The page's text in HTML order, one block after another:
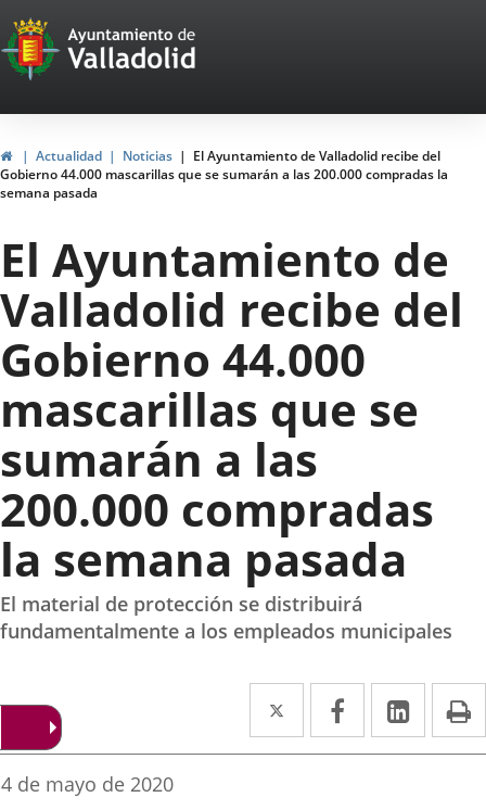
Portal
Web
del
Ayuntamiento
de
Valladolid
HomeActualidad Noticias
El Ayuntamiento de Valladolid recibe del
Gobierno 44.000 mascarillas que se sumarán a las 200.000 compradas la
semana pasada
El Ayuntamiento de
Valladolid recibe del
Gobierno 44.000
mascarillas que se
sumarán a las
200.000 compradas
la semana pasada
El material de protección se distribuirá
fundamentalmente a los empleados municipales
Twitter
Enlace
a
Facebook
Enlace
a
Enlace
a
Fecha
4 de mayo de 2020